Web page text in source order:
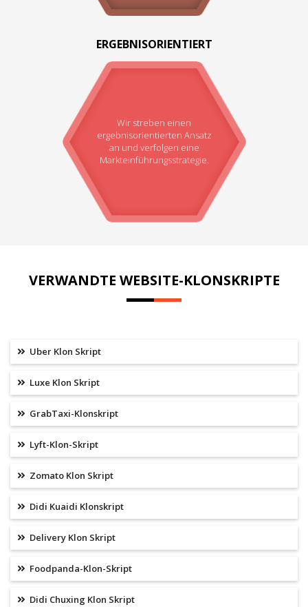
ERGEBNISORIENTIERT
Wir streben einen
ergebnisorientierten Ansatz
an und verfolgen eine
Markteinführungsstrategie.
VERWANDTE WEBSITE-KLONSKRIPTE
Uber Klon Skript
Luxe Klon Skript
GrabTaxi-Klonskript
Lyft-Klon-Skript
Zomato Klon Skript
Didi Kuaidi Klonskript
Delivery Klon Skript
Foodpanda-Klon-Skript
Didi Chuxing Klon Skript